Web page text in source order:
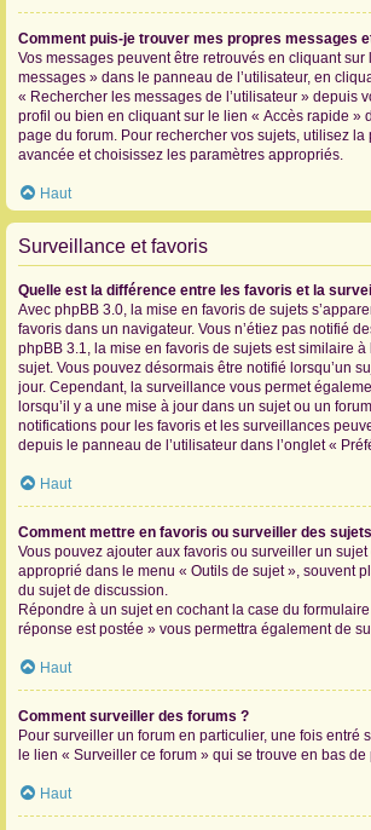
Comment puis-je trouver mes propres messages
Vos messages peuvent être retrouvés en cliquant sur
messages » dans le panneau de l’utilisateur, en
« Rechercher les messages de l’utilisateur » depuis
profil ou bien en cliquant sur le lien « Accès rapide »
page du forum. Pour rechercher vos sujets, utilisez la
avancée et choisissez les paramètres appropriés.
Haut
Surveillance et favoris
Quelle est la différence entre les favoris et la
Avec phpBB 3.0, la mise en favoris de sujets
favoris dans un navigateur. Vous n’étiez pas notifié
phpBB 3.1, la mise en favoris de sujets est similaire à
sujet. Vous pouvez désormais être notifié lorsqu’un
jour. Cependant, la surveillance vous permet
lorsqu’il y a une mise à jour dans un sujet ou un
notifications pour les favoris et les surveillances
depuis le panneau de l’utilisateur dans l’onglet «
Haut
Comment mettre en favoris ou surveiller des
Vous pouvez ajouter aux favoris ou surveiller un
approprié dans le menu « Outils de sujet », souvent
du sujet de discussion.
Répondre à un sujet en cochant la case du formulaire
réponse est postée » vous permettra également de
Haut
Comment surveiller des forums ?
Pour surveiller un forum en particulier, une fois entré
le lien « Surveiller ce forum » qui se trouve en bas de
Haut